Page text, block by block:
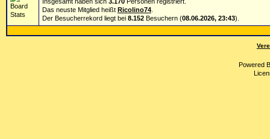
Das neuste Mitglied heißt Ricolino74.
Der Besucherrekord liegt bei 8.152Besuchern (08.06.2026, 23:43).
Powered